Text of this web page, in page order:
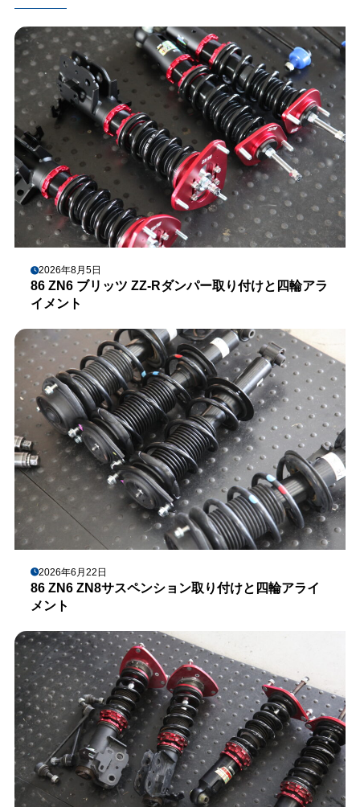
2026年8月5日
86 ZN6 ブリッツ ZZ-Rダンパー取り付けと四輪アラ
イメント
2026年6月22日
86 ZN6 ZN8サスペンション取り付けと四輪アライ
メント